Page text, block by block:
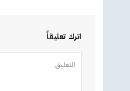
اترك تعليقاً